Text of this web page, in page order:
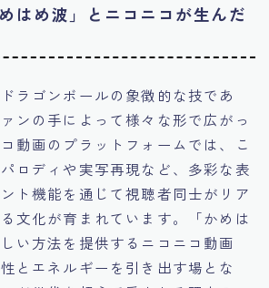
はめ波」とニコニコが生んだ
ラゴンボールの象徴的な技であ
ンの手によって様々な形で広がっ
動画のプラットフォームでは、こ
ロディや実写再現など、多彩な表
ト機能を通じて視聴者同士がリア
文化が育まれています。「かめは
い方法を提供するニコニコ動画
とエネルギーを引き出す場とな